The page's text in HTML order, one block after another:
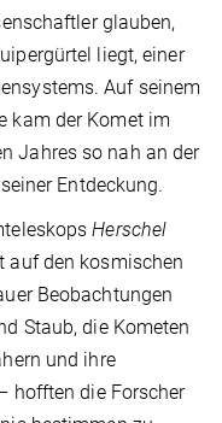
glauben,
liegt, einer
Auf seinem
kam der Komet im
Jahres so nah an der
Entdeckung.
Herschel
auf den kosmischen
Beobachtungen
Staub, die Kometen
und ihre
hofften die Forscher